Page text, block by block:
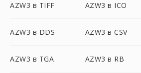
AZW3 в TIFF AZW3 в ICO
AZW3 в DDS AZW3 в CSV
AZW3 в TGA AZW3 в RB